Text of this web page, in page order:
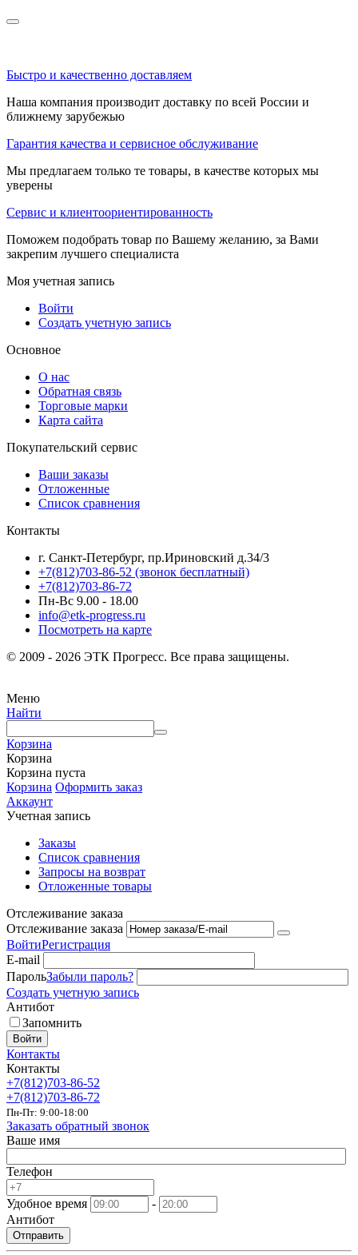
Быстро и качественно доставляем
Наша компания производит доставку по всей России и
ближнему зарубежью
Гарантия качества и сервисное обслуживание
Мы предлагаем только те товары, в качестве которых мы
уверены
Сервис и клиентоориентированность
Поможем подобрать товар по Вашему желанию, за Вами
закрепим лучшего специалиста
Моя учетная запись
Войти
Создать учетную запись
Основное
О нас
Обратная связь
Торговые марки
Карта сайта
Покупательский сервис
Ваши заказы
Отложенные
Список сравнения
Контакты
г. Санкт-Петербург, пр.Ириновский д.34/3
+7(812)703-86-52 (звонок бесплатный)
+7(812)703-86-72
Пн-Вс 9.00 - 18.00
info@etk-progress.ru
Посмотреть на карте
© 2009 - 2026 ЭТК Прогресс. Все права защищены.
Меню
Найти
Корзина
Корзина
Корзина пуста
Корзина Оформить заказ
Аккаунт
Учетная запись
Заказы
Список сравнения
Запросы на возврат
Отложенные товары
Отслеживание заказа
Отслеживание заказа
ВойтиРегистрация
E-mail
ПарольЗабыли пароль?
Создать учетную запись
Антибот
Запомнить
Войти
Контакты
Контакты
+7(812)703-86-52
+7(812)703-86-72
Пн-Пт: 9:00-18:00
Заказать обратный звонок
Ваше имя
Телефон
Удобное время
-
Антибот
Отправить